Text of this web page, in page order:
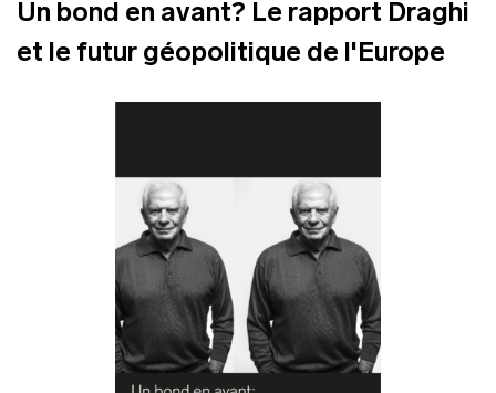
Un bond en avant? Le rapport Draghi
et le futur géopolitique de l'Europe